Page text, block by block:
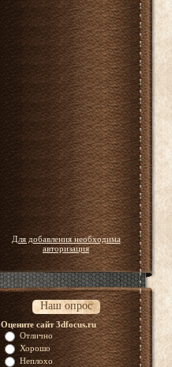
Для добавления необходима
авторизация
Наш опрос
Оцените сайт 3dfocus.ru
Отлично
Хорошо
Неплохо